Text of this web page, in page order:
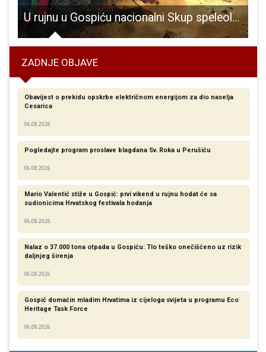
U rujnu u Gospiću nacionalni Skup speleologa
ZADNJE OBJAVE
Obavijest o prekidu opskrbe električnom energijom za dio naselja
Cesarica
06.08.2026
Pogledajte program proslave blagdana Sv. Roka u Perušiću
06.08.2026
Mario Valentić stiže u Gospić: prvi vikend u rujnu hodat će sa
sudionicima Hrvatskog festivala hodanja
06.08.2026
Nalaz o 37.000 tona otpada u Gospiću: Tlo teško onečišćeno uz rizik
daljnjeg širenja
06.08.2026
Gospić domaćin mladim Hrvatima iz cijeloga svijeta u programu Eco
Heritage Task Force
06.08.2026